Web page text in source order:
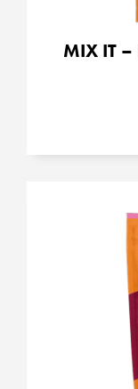
MIX IT –